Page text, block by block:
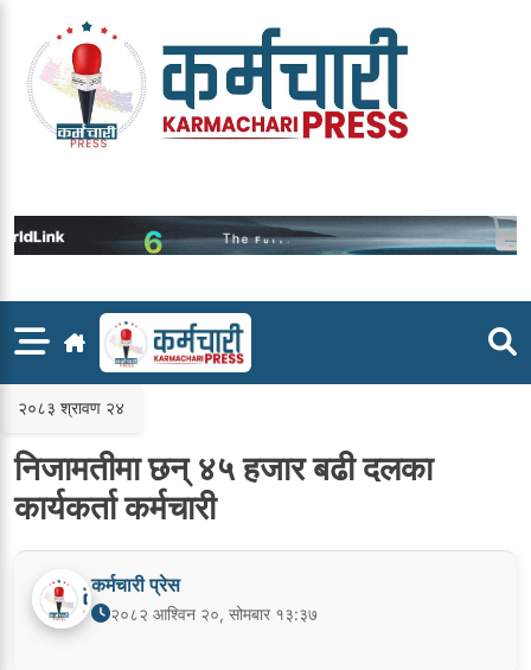
content
२०८३ श्रावण २४
निजामतीमा छन् ४५ हजार बढी दलका
कार्यकर्ता कर्मचारी
कर्मचारी प्रेस
२०८२ आश्विन २०, सोमबार १३:३७